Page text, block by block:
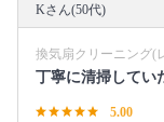
Kさん(50代)
換気扇クリーニング(
丁寧に清掃してい
5.00